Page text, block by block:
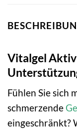
Vitalgel Aktiv
Fühlen Sie sich
schmerzende
eingeschränkt?